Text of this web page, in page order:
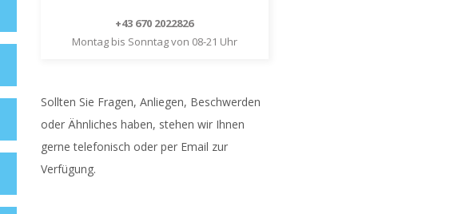
+43 670 2022826
Montag bis Sonntag von 08-21 Uhr
Sollten Sie Fragen, Anliegen, Beschwerden
oder Ähnliches haben, stehen wir Ihnen
gerne telefonisch oder per Email zur
Verfügung.